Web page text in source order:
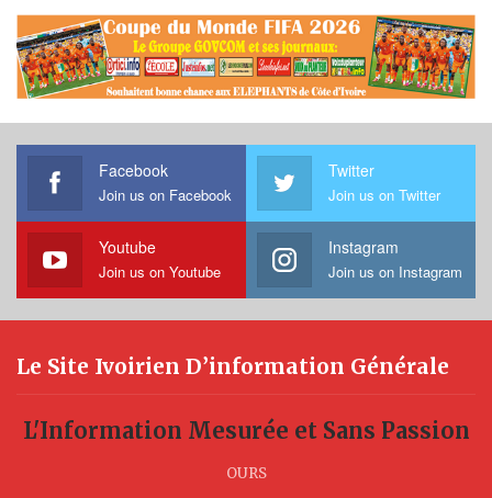
Facebook
Join us on Facebook
Twitter
Join us on Twitter
Youtube
Join us on Youtube
Instagram
Join us on Instagram
Le Site Ivoirien D’information Générale
L'Information Mesurée et Sans Passion
OURS